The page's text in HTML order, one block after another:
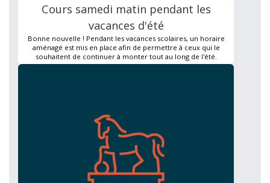
Cours samedi matin pendant les
vacances d'été
Bonne nouvelle ! Pendant les vacances scolaires, un horaire
aménagé est mis en place afin de permettre à ceux qui le
souhaitent de continuer à monter tout au long de l'été.